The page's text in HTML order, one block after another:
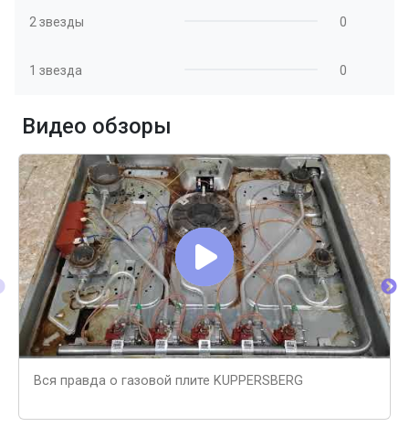
2 звезды 0
1 звезда 0
Видео обзоры
Вся правда о газовой плите KUPPERSBERG